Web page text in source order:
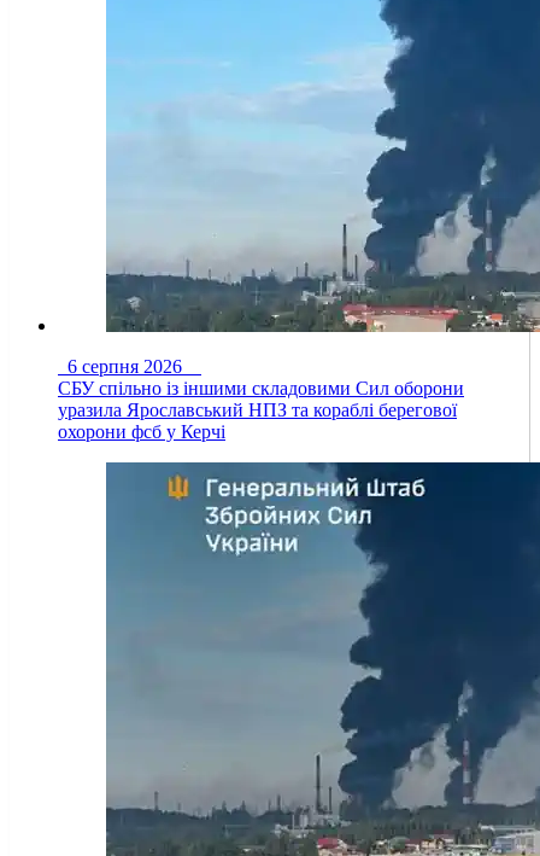
6 серпня 2026
СБУ спільно із іншими складовими Сил оборони
уразила Ярославський НПЗ та кораблі берегової
охорони фсб у Керчі